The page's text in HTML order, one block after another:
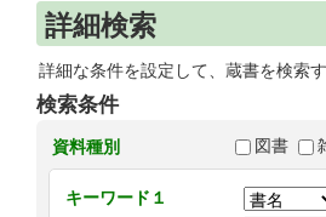
詳細検索
詳細な条件を設定して、蔵書を検索
検索条件
資料種別 図書
キーワード１